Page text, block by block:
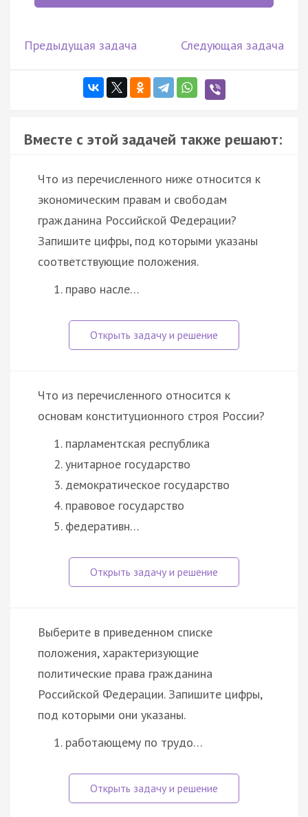
Предыдущая задача Следующая задача
Вместе с этой задачей также решают:
Что из перечисленного ниже относится к
экономическим правам и свободам
гражданина Российской Федерации?
Запишите цифры, под которыми указаны
соответствующие положения.
право насле…
Что из перечисленного относится к
основам конституционного строя России?
парламентская республика
унитарное государство
демократическое государство
правовое государство
федеративн…
Выберите в приведенном списке
положения, характеризующие
политические права гражданина
Российской Федерации. Запишите цифры,
под которыми они указаны.
работающему по трудо…